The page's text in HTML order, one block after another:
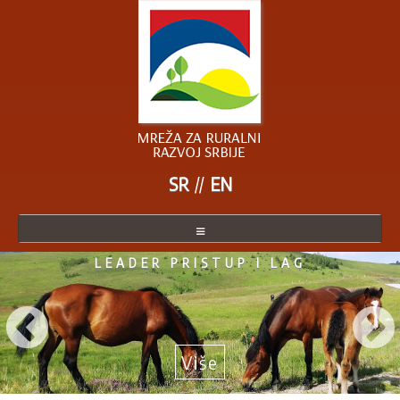
O MREŽI
ČLANICE MREŽE
POSTANITE ČLANICA
AKTUELNO
SR EN
AKTUELNO IZ RURALNE MREŽE
SRBIJE
Više